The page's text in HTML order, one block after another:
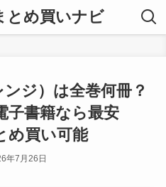
とめ買いナビ
ジ）は全巻何冊？
子書籍なら最安
め買い可能
年7月26日